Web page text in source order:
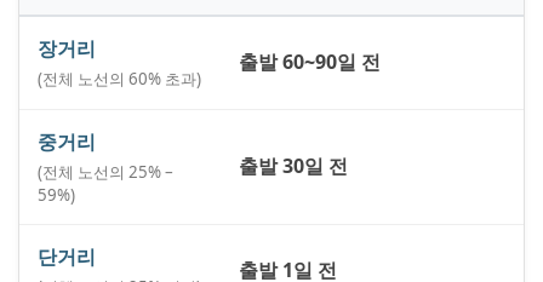
장거리
(전체 노선의 60% 초과)
출발 60~90일 전
중거리
(전체 노선의 25% –
59%)
출발 30일 전
단거리 출발 1일 전